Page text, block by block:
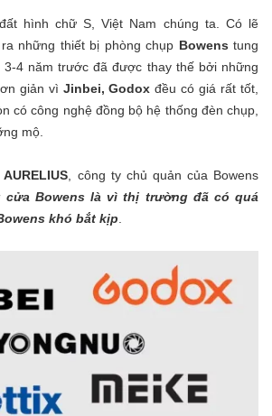
hình chữ S, Việt Nam chúng ta. Có lẽ
những thiết bị phòng chụp Bowens tung
3-4 năm trước đã được thay thế bởi những
giản vì Jinbei,Godox đều có giá rất tốt,
có công nghệ đồng bộ hệ thống đèn chụp,
mộ.
AURELIUS , công ty chủ quản của Bowens
cửa Bowens là vì thị trường đã có quá
khó bắt kịp